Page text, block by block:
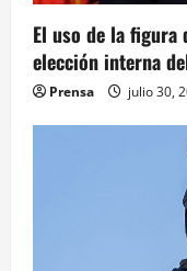
e
n
t
El uso de la figura
elección interna
Prensa julio 30,